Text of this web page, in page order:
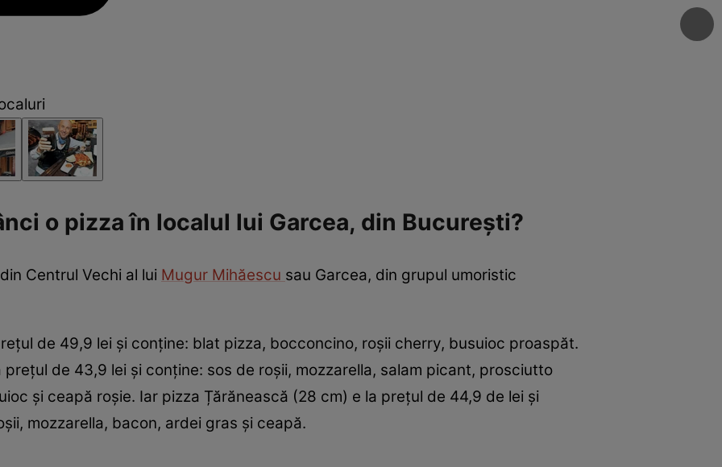
o pizza în localul lui Garcea, din București?
Centrul Vechi al lui Mugur Mihăescu sau Garcea, din grupul umoristic
de 49,9 lei și conține: blat pizza, bocconcino, roșii cherry, busuioc proaspăt.
prețul de 43,9 lei și conține: sos de roșii, mozzarella, salam picant, prosciutto
și ceapă roșie. Iar pizza Țărănească (28 cm) e la prețul de 44,9 de lei și
mozzarella, bacon, ardei gras și ceapă.